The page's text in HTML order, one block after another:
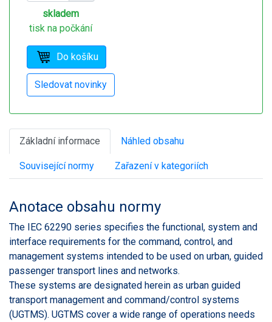
skladem
tisk na počkání
Základní informace Náhled obsahu
Související normy Zařazení v kategoriích
Anotace obsahu normy
The IEC 62290 series specifies the functional, system and
interface requirements for the command, control, and
management systems intended to be used on urban, guided
passenger transport lines and networks.
These systems are designated herein as urban guided
transport management and command/control systems
(UGTMS). UGTMS cover a wide range of operations needs